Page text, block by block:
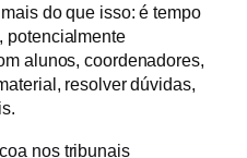
do que isso: é tempo
potencialmente
alunos, coordenadores,
resolver dúvidas,
nos tribunais